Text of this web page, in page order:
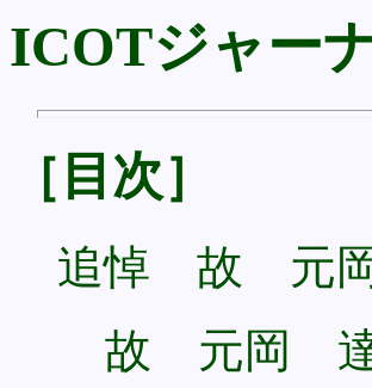
ICOTジャー
［目次］
追悼 故 元
故 元岡 達